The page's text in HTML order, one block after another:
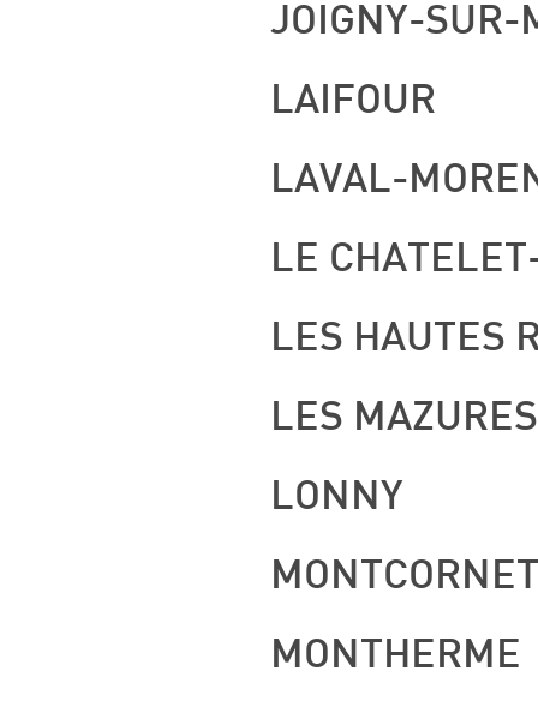
JOIGNY-SUR-
LAIFOUR
LAVAL-
LE
LES HAUTES
LES MAZURES
LONNY
MONTCORNET
MONTHERME